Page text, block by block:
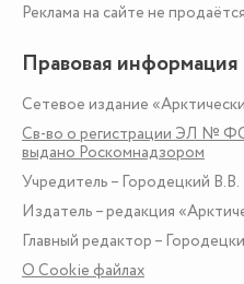
Реклама на сайте не продаётся
Правовая информация
Сетевое издание
Св-во о регистрации ЭЛ № ФС
выдано Роскомнадзором
Учредитель – Городецкий В.В.
Издатель – редакция
Главный редактор –
О Сookie файлах